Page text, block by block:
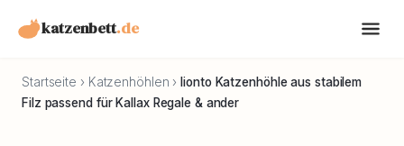
katzenbett.de
Startseite › Katzenhöhlen › lionto Katzenhöhle aus stabilem
Filz passend für Kallax Regale & ander